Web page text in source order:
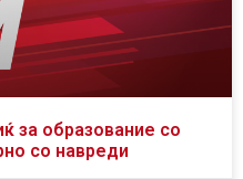
за образование со
со навреди